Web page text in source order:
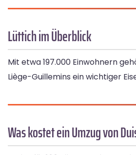
Lüttich im Überblick
Mit etwa 197.000 Einwohnern
Liège-Guillemins ein wichtiger
Was kostet ein Umzug von